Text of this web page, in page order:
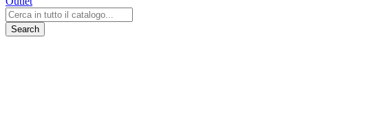
Search